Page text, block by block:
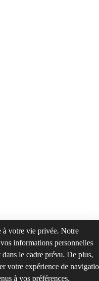
à votre vie privée. Notre
informations personnelles
le cadre prévu. De plus,
votre expérience de
à vos préférences.